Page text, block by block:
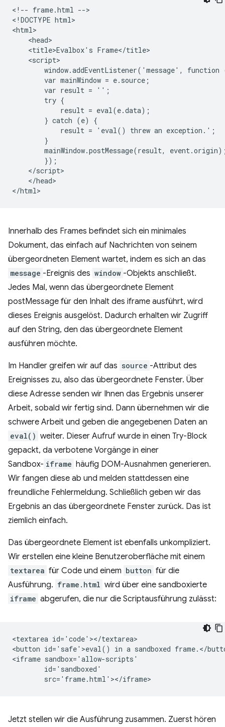
<!-- frame.html -->
<!DOCTYPE html>
<html>
    <head>
    <title>Evalbox's Frame</title>
    <script>
window.addEventListener('message', function
        var mainWindow = e.source;
        var result = '';
        try {
            result = eval(e.data);
        } catch (e) {
            result = 'eval() threw an exception.';
        }
mainWindow.postMessage(result,
        });
    </script>
    </head>
Innerhalb des Frames befindet sich ein minimales
Dokument, das einfach auf Nachrichten von seinem
übergeordneten Element wartet, indem es sich an das
message -Ereignis des window -Objekts anschließt.
Jedes Mal, wenn das übergeordnete Element
postMessage für den Inhalt des iframe ausführt, wird
dieses Ereignis ausgelöst. Dadurch erhalten wir Zugriff
auf den String, den das übergeordnete Element
ausführen möchte.
Im Handler greifen wir auf das source -Attribut des
Ereignisses zu, also das übergeordnete Fenster. Über
diese Adresse senden wir Ihnen das Ergebnis unserer
Arbeit, sobald wir fertig sind. Dann übernehmen wir die
schwere Arbeit und geben die angegebenen Daten an
eval() weiter. Dieser Aufruf wurde in einen Try-Block
gepackt, da verbotene Vorgänge in einer
Sandbox- iframe häufig DOM-Ausnahmen generieren.
Wir fangen diese ab und melden stattdessen eine
freundliche Fehlermeldung. Schließlich geben wir das
Ergebnis an das übergeordnete Fenster zurück. Das ist
ziemlich einfach.
Das übergeordnete Element ist ebenfalls unkompliziert.
Wir erstellen eine kleine Benutzeroberfläche mit einem
textarea für Code und einem button für die
Ausführung. frame.html wird über eine sandboxierte
iframe abgerufen, die nur die Scriptausführung zulässt:
<textarea id='code'></textarea>
<button id='safe'>eval() in a sandboxed frame.</
<iframe sandbox='allow-scripts'
        id='sandboxed'
Jetzt stellen wir die Ausführung zusammen. Zuerst hören